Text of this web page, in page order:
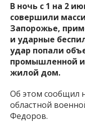
В ночь с 1 на 2
совершили
Запорожье,
и ударные
удар попали
промышленной
жилой дом.
Об этом сообщил
областной
Федоров.